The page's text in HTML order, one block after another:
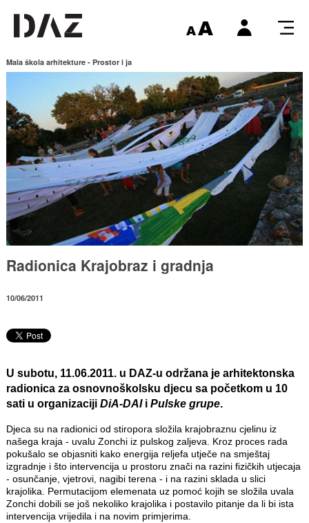
Mala škola arhitekture - Prostor i ja
Radionica Krajobraz i gradnja
10/06/2011
U subotu, 11.06.2011. u DAZ-u održana je arhitektonska
radionica za osnovnoškolsku djecu sa početkom u 10
sati u organizaciji DiA-DAIi Pulske grupe.
Djeca su na radionici od stiropora složila krajobraznu cjelinu iz
našega kraja - uvalu Zonchi iz pulskog zaljeva. Kroz proces rada
pokušalo se objasniti kako energija reljefa utječe na smještaj
izgradnje i što intervencija u prostoru znači na razini fizičkih utjecaja
- osunčanje, vjetrovi, nagibi terena - i na razini sklada u slici
krajolika. Permutacijom elemenata uz pomoć kojih se složila uvala
Zonchi dobili se još nekoliko krajolika i postavilo pitanje da li bi ista
intervencija vrijedila i na novim primjerima.